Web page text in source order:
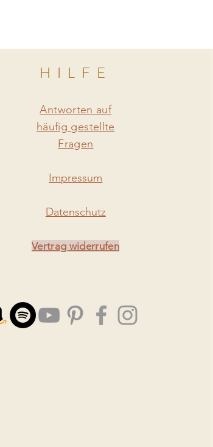
HILFE
Antworten auf
häufig gestellte
Fragen
Impressum
Datenschutz
Vertrag widerrufen